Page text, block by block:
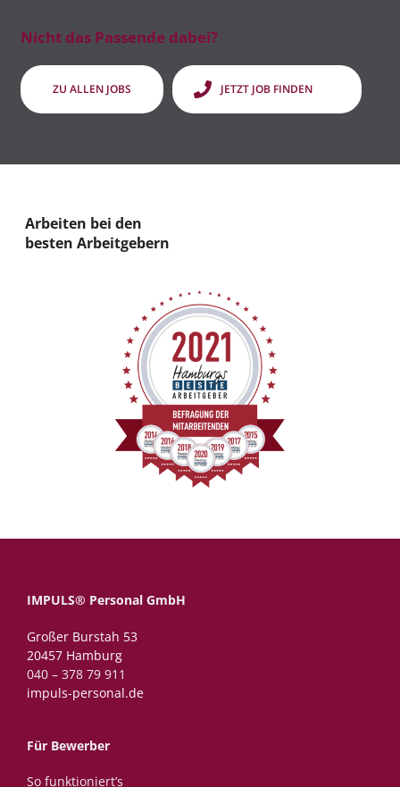
Nicht das Passende dabei?
ZU ALLEN JOBS JETZT JOB FINDEN
Arbeiten bei den
besten Arbeitgebern
IMPULS® Personal GmbH
Großer Burstah 53
20457 Hamburg
040 – 378 79 911
impuls-personal.de
Für Bewerber
So funktioniert’s